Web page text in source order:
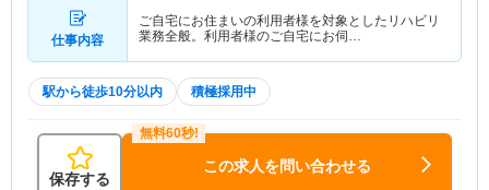
仕事内容
ご自宅にお住まいの利用者様を対象としたリハビリ
業務全般。利用者様のご自宅にお伺…
駅から徒歩10分以内 積極採用中
保存する
この求人を問い合わせる